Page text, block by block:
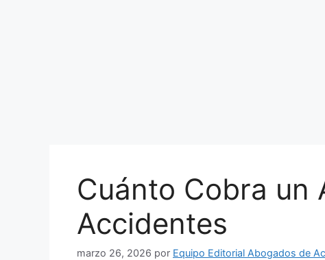
Cuánto Cobra un
Accidentes
marzo 26, 2026 por Equipo Editorial Abogados de